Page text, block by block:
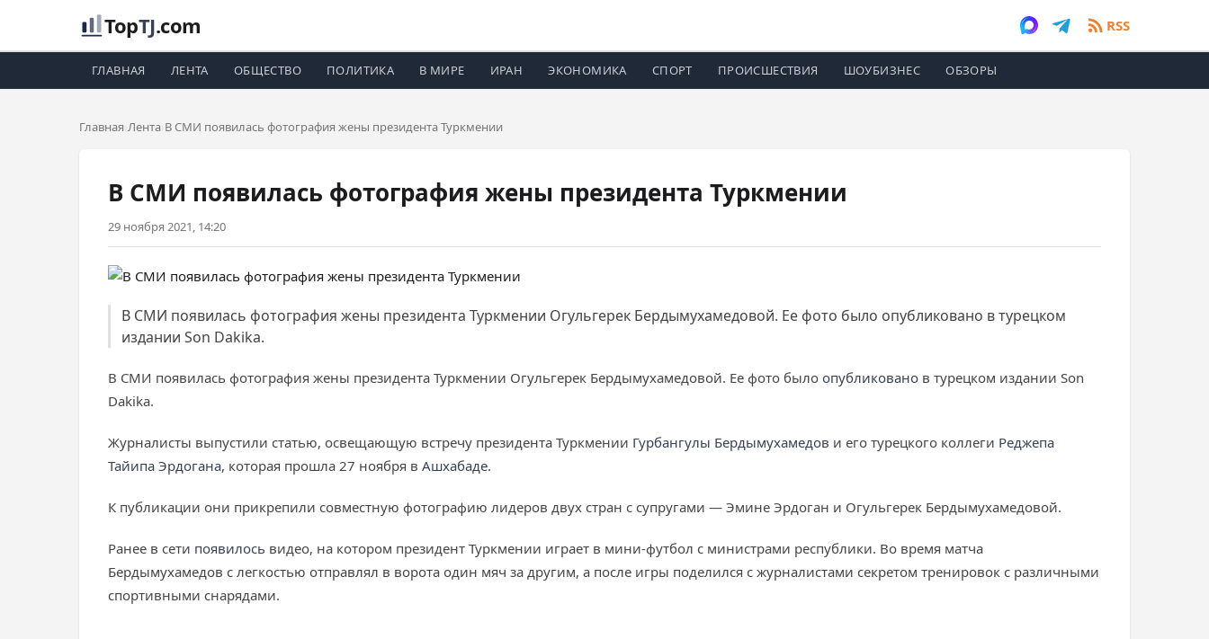
TopTJ.com RSS
ГЛАВНАЯ ЛЕНТА ОБЩЕСТВО ПОЛИТИКА В МИРЕ ИРАН ЭКОНОМИКА СПОРТ ПРОИСШЕСТВИЯ ШОУБИЗНЕС ОБЗОРЫ
Главная Лента В СМИ появилась фотография жены президента Туркмении
В СМИ появилась фотография жены президента Туркмении
29 ноября 2021, 14:20
В СМИ появилась фотография жены президента Туркмении Огульгерек Бердымухамедовой. Ее фото было опубликовано в турецком
издании Son Dakika.
В СМИ появилась фотография жены президента Туркмении Огульгерек Бердымухамедовой. Ее фото было опубликовано в турецком издании Son
Dakika.
Журналисты выпустили статью, освещающую встречу президента Туркмении Гурбангулы Бердымухамедов и его турецкого коллеги Реджепа
Тайипа Эрдогана, которая прошла 27 ноября в Ашхабаде.
К публикации они прикрепили совместную фотографию лидеров двух стран с супругами — Эмине Эрдоган и Огульгерек Бердымухамедовой.
Ранее в сети появилось видео, на котором президент Туркмении играет в мини-футбол с министрами республики. Во время матча
Бердымухамедов с легкостью отправлял в ворота один мяч за другим, а после игры поделился с журналистами секретом тренировок с различными
спортивными снарядами.